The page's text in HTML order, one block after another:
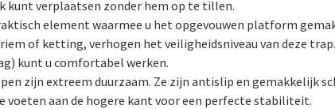
kunt verplaatsen zonder hem op te tillen.
element waarmee u het opgevouwen platform
of ketting, verhogen het veiligheidsniveau van deze trap.
kunt u comfortabel werken.
zijn extreem duurzaam. Ze zijn antislip en gemakkelijk
aan de hogere kant voor een perfecte stabiliteit.